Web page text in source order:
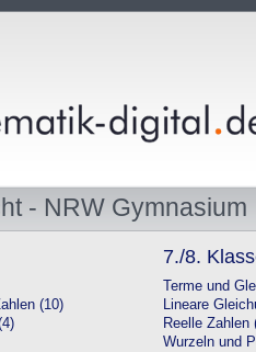
- NRW Gymnasium
(10)
7./8.
Terme und
Lineare
Reelle Zahlen
Wurzeln und